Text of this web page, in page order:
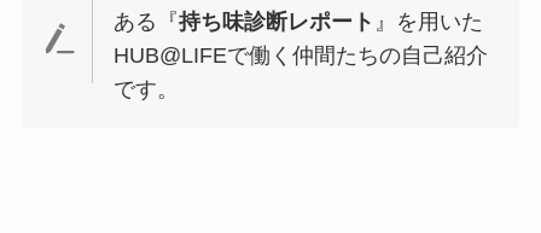
ある『持ち味診断レポート 』を用いた
HUB@LIFEで働く仲間たちの自己紹介
です。